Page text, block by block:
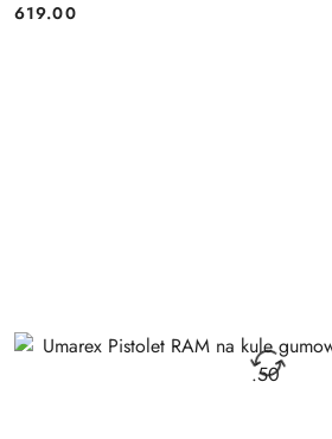
Cena:
619.00